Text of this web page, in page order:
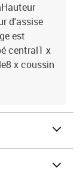
d'assise
est
central1 x
x coussin